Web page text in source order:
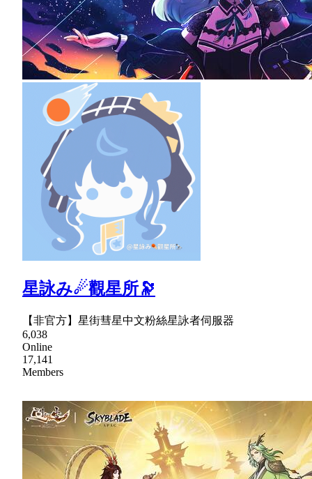
星詠み☄觀星所🔭
【非官方】星街彗星中文粉絲星詠者伺服器
6,038
Online
17,141
Members